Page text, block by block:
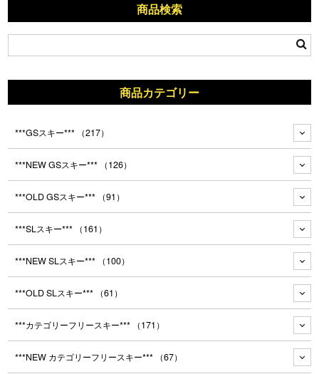
商品検索
商品カテゴリー
***GSスキー*** （217）
***NEW GSスキー*** （126）
***OLD GSスキー*** （91）
***SLスキー*** （161）
***NEW SLスキー*** （100）
***OLD SLスキー*** （61）
***カテゴリーフリースキー*** （171）
***NEW カテゴリーフリースキー*** （67）